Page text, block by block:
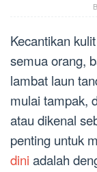
Kecantikan
semua orang,
lambat laun
mulai tampak,
atau dikenal
penting untuk
dini adalah